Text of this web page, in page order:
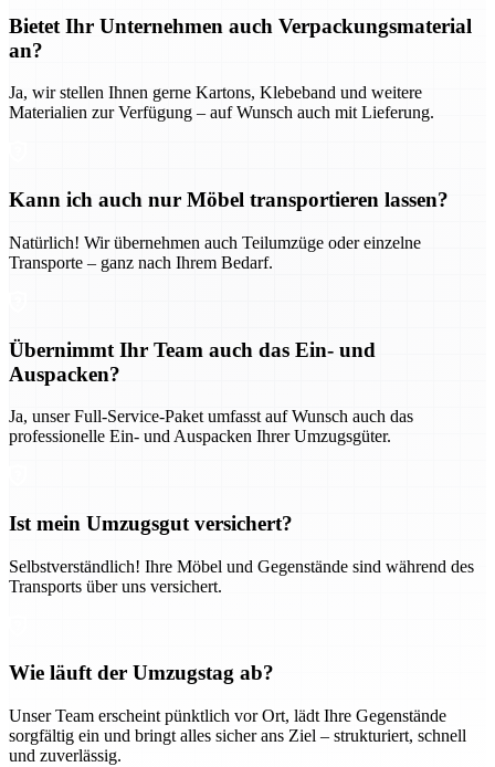
Bietet Ihr Unternehmen auch Verpackungsmaterial
an?
Ja, wir stellen Ihnen gerne Kartons, Klebeband und weitere
Materialien zur Verfügung – auf Wunsch auch mit Lieferung.
Kann ich auch nur Möbel transportieren lassen?
Natürlich! Wir übernehmen auch Teilumzüge oder einzelne
Transporte – ganz nach Ihrem Bedarf.
Übernimmt Ihr Team auch das Ein- und
Auspacken?
Ja, unser Full-Service-Paket umfasst auf Wunsch auch das
professionelle Ein- und Auspacken Ihrer Umzugsgüter.
Ist mein Umzugsgut versichert?
Selbstverständlich! Ihre Möbel und Gegenstände sind während des
Transports über uns versichert.
Wie läuft der Umzugstag ab?
Unser Team erscheint pünktlich vor Ort, lädt Ihre Gegenstände
sorgfältig ein und bringt alles sicher ans Ziel – strukturiert, schnell
und zuverlässig.